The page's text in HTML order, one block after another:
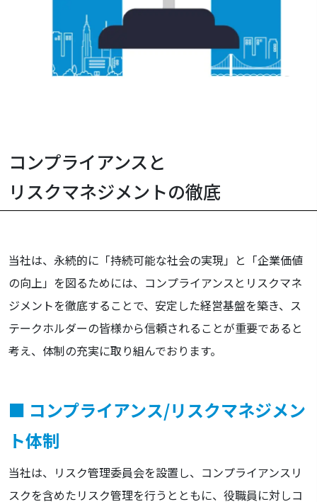
コンプライアンスと
リスクマネジメントの徹底
当社は、永続的に「持続可能な社会の実現」と「企業価値
の向上」を図るためには、コンプライアンスとリスクマネ
ジメントを徹底することで、安定した経営基盤を築き、ス
テークホルダーの皆様から信頼されることが重要であると
考え、体制の充実に取り組んでおります。
■ コンプライアンス/リスクマネジメン
ト体制
当社は、リスク管理委員会を設置し、コンプライアンスリ
スクを含めたリスク管理を行うとともに、役職員に対しコ